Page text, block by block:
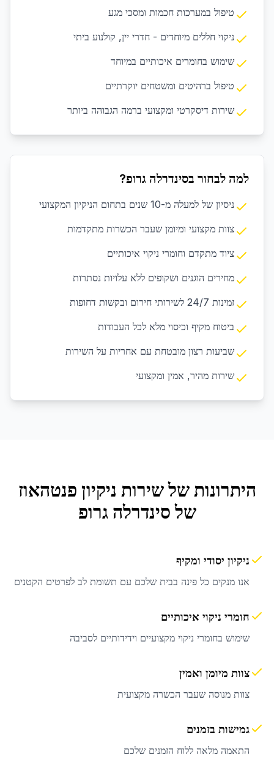
טיפול במערכות חכמות ומסכי מגע
ניקוי חללים מיוחדים - חדרי יין, קולנוע ביתי
שימוש בחומרים איכותיים במיוחד
טיפול ברהיטים ומשטחים יוקרתיים
שירות דיסקרטי ומקצועי ברמה הגבוהה ביותר
למה לבחור בסינדרלה גרופ?
ניסיון של למעלה מ-10 שנים בתחום הניקיון המקצועי
צוות מקצועי ומיומן שעבר הכשרות מתקדמות
ציוד מתקדם וחומרי ניקוי איכותיים
מחירים הוגנים ושקופים ללא עלויות נסתרות
זמינות 24/7 לשירותי חירום ובקשות דחופות
ביטוח מקיף וכיסוי מלא לכל העבודות
שביעות רצון מובטחת עם אחריות על השירות
שירות מהיר, אמין ומקצועי
היתרונות של שירות ניקיון פנטהאוז
של סינדרלה גרופ
ניקיון יסודי ומקיף
אנו מנקים כל פינה בבית שלכם עם תשומת לב לפרטים הקטנים
חומרי ניקוי איכותיים
שימוש בחומרי ניקוי מקצועיים וידידותיים לסביבה
צוות מיומן ואמין
צוות מנוסה שעבר הכשרה מקצועית
גמישות בזמנים
התאמה מלאה ללוח הזמנים שלכם